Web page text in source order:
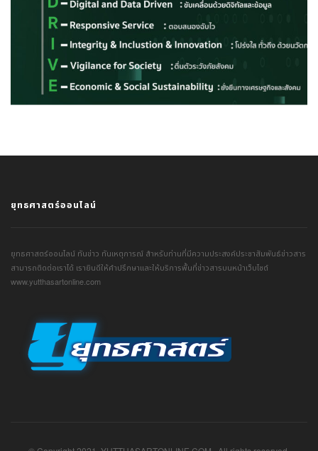
ยุทธศาสตร์ออนไลน์
ยุทธศาสตร์ออนไลน์ ทันข่าว ทันเหตุการณ์ สำหรับท่านที่มีความประสงค์ประชาสัมพันธ์ข่าวสาร
สามารถติดต่อเราได้ เรายินดีให้คำปรึกษาและให้บริการพื้นที่ข่าวสารบนหน้าเว็บไซต์
www.yutthasartonline.com